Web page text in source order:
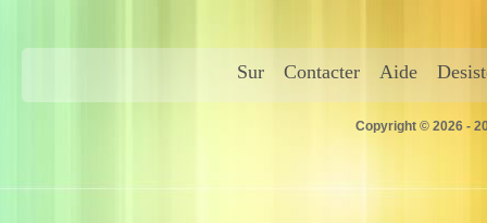
Sur Contacter Aide
Copyright © 2026 -